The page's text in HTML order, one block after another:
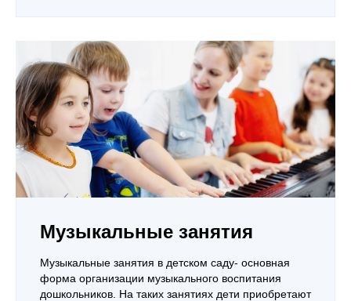
Музыкальные занятия
Музыкальные занятия в детском саду- основная
форма организации музыкального воспитания
дошкольников. На таких занятиях дети приобретают